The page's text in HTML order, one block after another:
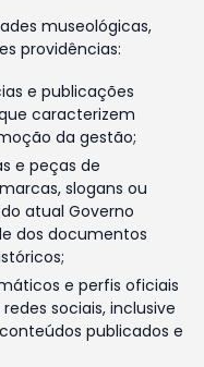
museológicas,
providências:
e publicações
caracterizem
da gestão;
e peças de
slogans ou
atual Governo
dos documentos
e perfis oficiais
sociais, inclusive
publicados e